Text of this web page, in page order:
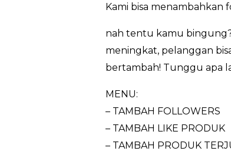
Kami bisa
nah tentu kamu
meningkat, pelanggan
bertambah! Tunggu apa
MENU:
– TAMBAH FOLLOWERS
– TAMBAH LIKE PRODUK
– TAMBAH PRODUK